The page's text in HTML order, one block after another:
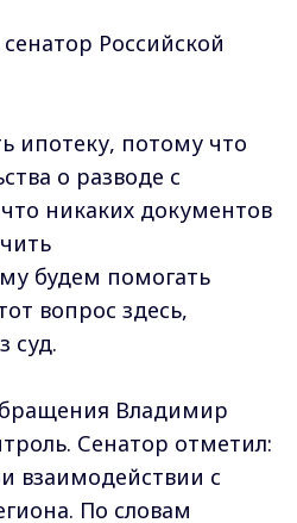
Российской
ипотеку, потому что
о разводе с
никаких документов
будем помогать
вопрос здесь,
суд.
Владимир
Сенатор отметил:
взаимодействии с
По словам